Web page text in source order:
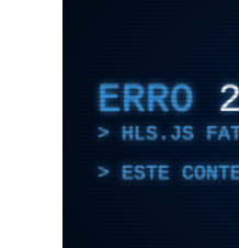
ERRO
HLS.JS
ESTE